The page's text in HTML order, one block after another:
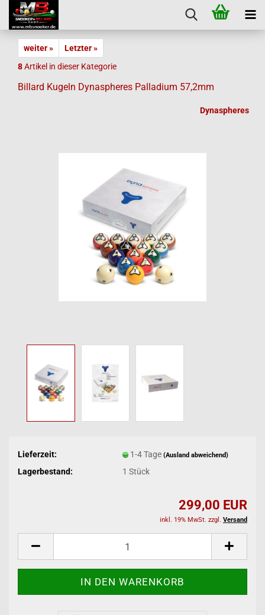
weiter »
Letzter »
8Artikel in dieser Kategorie
Billard Kugeln Dynaspheres Palladium 57,2mm
Dynaspheres
Lieferzeit: 1-4 Tage (Ausland abweichend)
Lagerbestand: 1 Stück
299,00 EUR
inkl. 19% MwSt. zzgl. Versand